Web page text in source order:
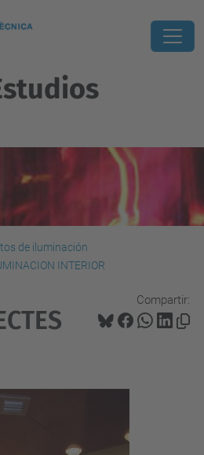
de iluminación
INTERIOR
Compartir: